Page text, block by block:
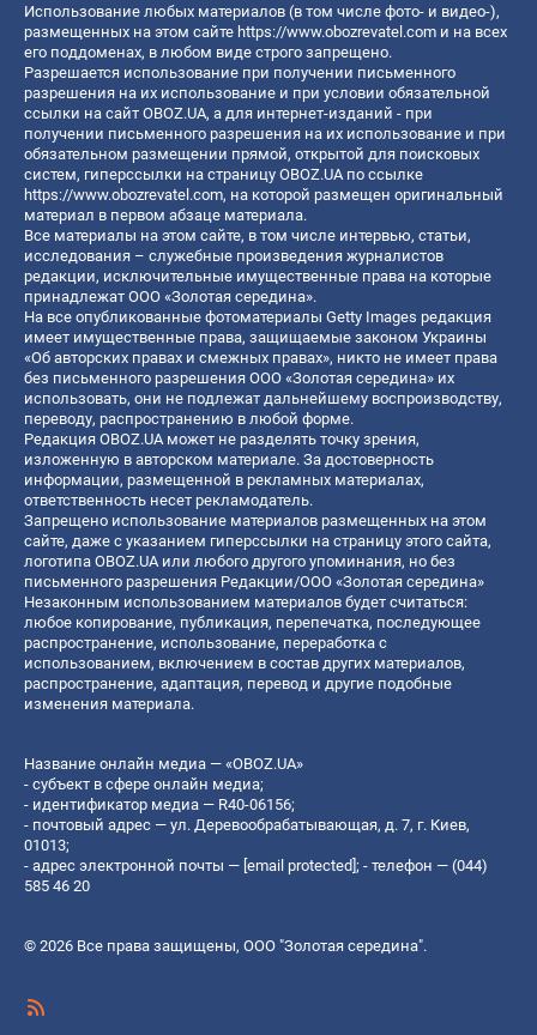
Использование любых материалов (в том числе фото- и видео-),
размещенных на этом сайте https://www.obozrevatel.com и на всех
его поддоменах, в любом виде строго запрещено.
Разрешается использование при получении письменного
разрешения на их использование и при условии обязательной
ссылки на сайт OBOZ.UA, а для интернет-изданий - при
получении письменного разрешения на их использование и при
обязательном размещении прямой, открытой для поисковых
систем, гиперссылки на страницу OBOZ.UA по ссылке
https://www.obozrevatel.com, на которой размещен оригинальный
материал в первом абзаце материала.
Все материалы на этом сайте, в том числе интервью, статьи,
исследования – служебные произведения журналистов
редакции, исключительные имущественные права на которые
принадлежат ООО «Золотая середина».
На все опубликованные фотоматериалы Getty Images редакция
имеет имущественные права, защищаемые законом Украины
«Об авторских правах и смежных правах», никто не имеет права
без письменного разрешения ООО «Золотая середина» их
использовать, они не подлежат дальнейшему воспроизводству,
переводу, распространению в любой форме.
Редакция OBOZ.UA может не разделять точку зрения,
изложенную в авторском материале. За достоверность
информации, размещенной в рекламных материалах,
ответственность несет рекламодатель.
Запрещено использование материалов размещенных на этом
сайте, даже с указанием гиперссылки на страницу этого сайта,
логотипа OBOZ.UA или любого другого упоминания, но без
письменного разрешения Редакции/ООО «Золотая середина»
Незаконным использованием материалов будет считаться:
любое копирование, публикация, перепечатка, последующее
распространение, использование, переработка с
использованием, включением в состав других материалов,
распространение, адаптация, перевод и другие подобные
изменения материала.
Название онлайн медиа — «OBOZ.UA»
- субъект в сфере онлайн медиа;
- идентификатор медиа — R40-06156;
- почтовый адрес — ул. Деревообрабатывающая, д. 7, г. Киев,
01013;
- адрес электронной почты — [email protected]; - телефон — (044)
585 46 20
© 2026 Все права защищены, ООО "Золотая середина".